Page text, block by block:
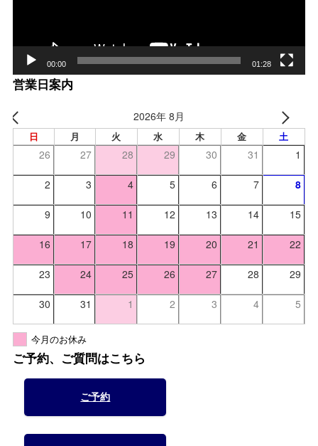
00:00 01:28
営業日案内
2026年 8月
日 月 火 水 木 金 土
26 27 28 29 30 31 1
2 3 4 5 6 7 8
9 10 11 12 13 14 15
16 17 18 19 20 21 22
23 24 25 26 27 28 29
30 31 1 2 3 4 5
今月のお休み
ご予約、ご質問はこちら
ご予約